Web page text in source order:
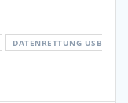
DATENRETTUNG USB